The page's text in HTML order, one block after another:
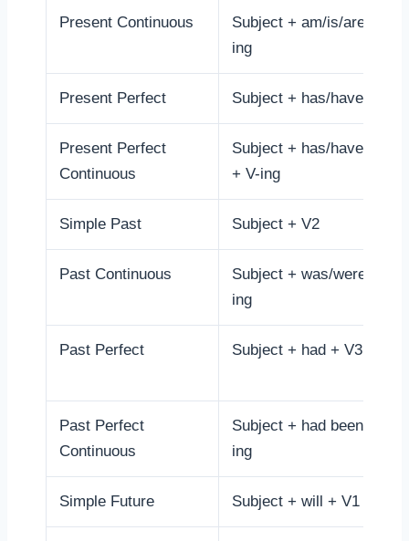
Present Continuous
Subject + am/is/are + V-
ing
Present Perfect Subject + has/have + V3
Present Perfect
Continuous
Subject + has/have been
+ V-ing
Simple Past Subject + V2
Past Continuous
Subject + was/were + V-
ing
Past Perfect Subject + had + V3
Past Perfect
Continuous
Subject + had been + V-
ing
Simple Future Subject + will + V1